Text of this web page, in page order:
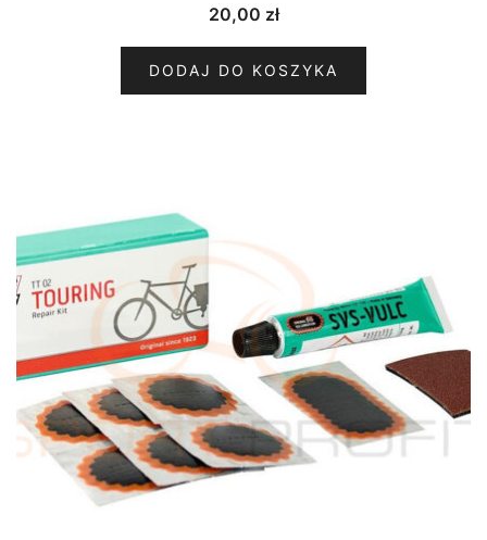
20,00 zł
DODAJ DO KOSZYKA